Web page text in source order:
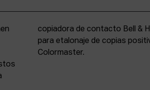
Colormaster.